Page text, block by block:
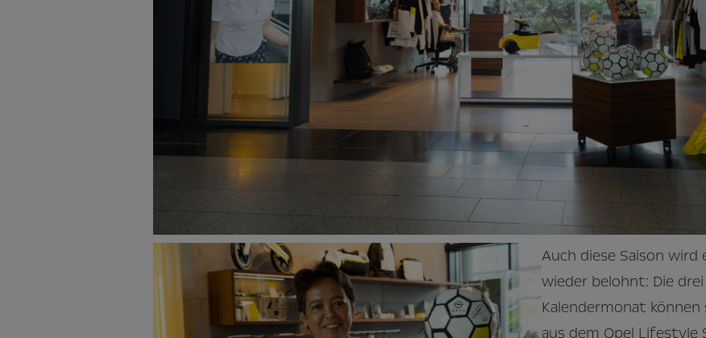
Auch diese Saison
wieder belohnt: Die
Kalendermonat
aus dem Opel Lifestyle